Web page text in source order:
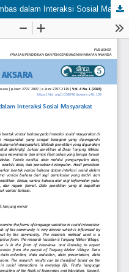
Variasi Bahasa Melayu Dialek Sambas dalam Interaksi Sosial Masyarakat Desa Tanjung Mekar